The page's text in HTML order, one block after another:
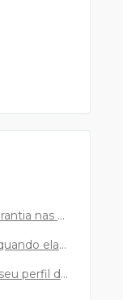
Como funciona a margem de garantia nas suas operações?
O que é zeragem automática e quando ela pode acontecer?
Por que é importante conhecer seu perfil de investidor?